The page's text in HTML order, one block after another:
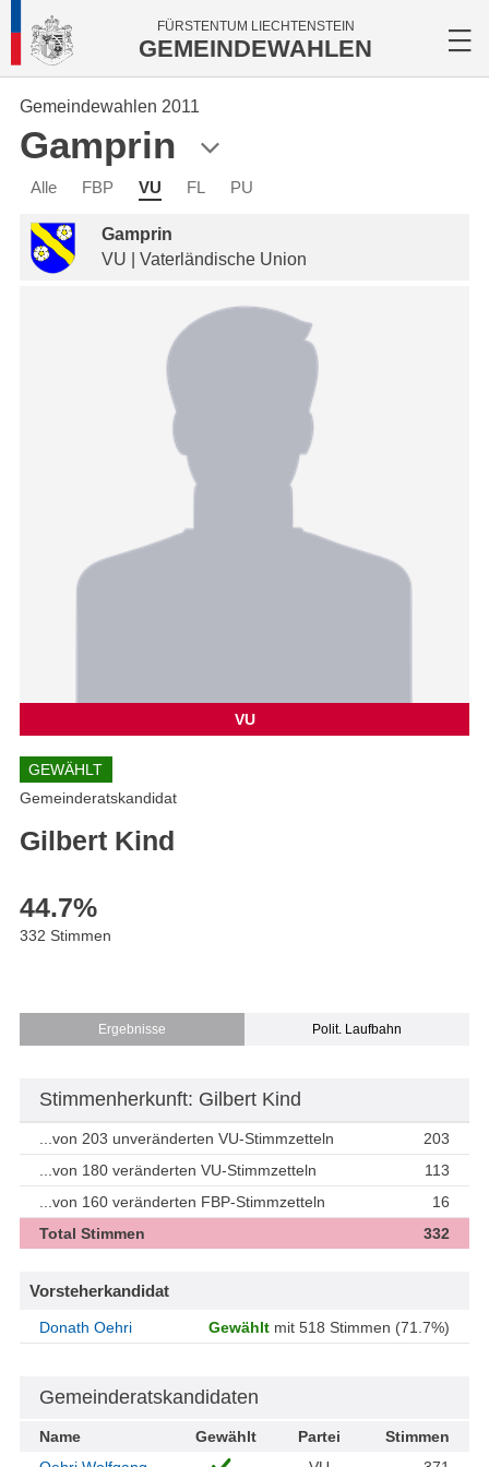
FÜRSTENTUM LIECHTENSTEIN
GEMEINDEWAHLEN
Gemeindewahlen 2011
Gamprin
Alle FBP VU FL PU
Gamprin
VU | Vaterländische Union
VU
GEWÄHLT
Gemeinderatskandidat
Gilbert Kind
44.7%
332 Stimmen
Ergebnisse Polit. Laufbahn
Stimmenherkunft: Gilbert Kind
...von 203 unveränderten VU-Stimmzetteln
203
...von 180 veränderten VU-Stimmzetteln
113
...von 160 veränderten FBP-Stimmzetteln
16
Total Stimmen
332
Vorsteherkandidat
Donath Oehri Gewählt mit 518 Stimmen (71.7%)
Gemeinderatskandidaten
Name Gewählt Partei
Stimmen